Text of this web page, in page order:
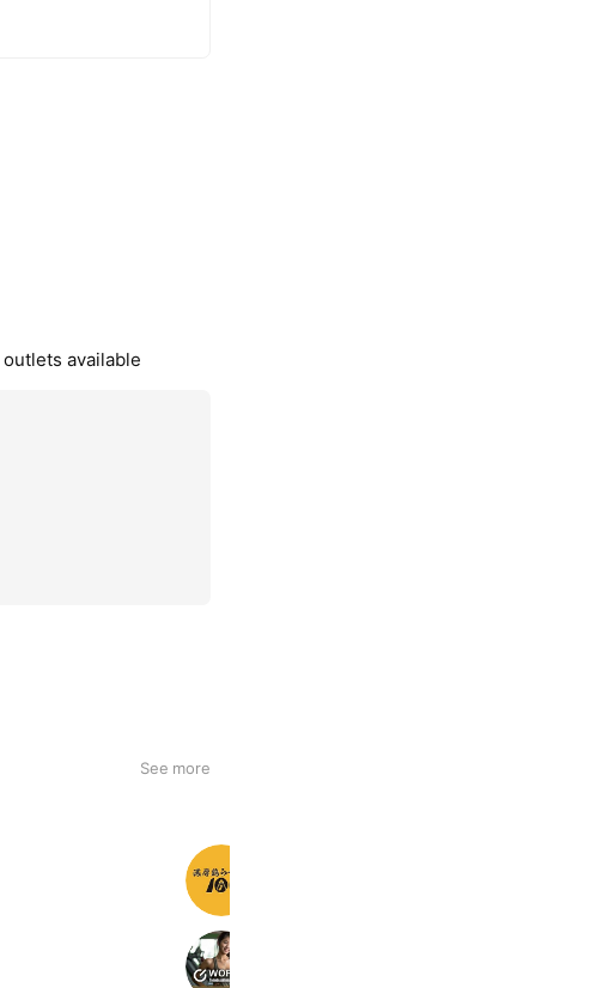
available
See more